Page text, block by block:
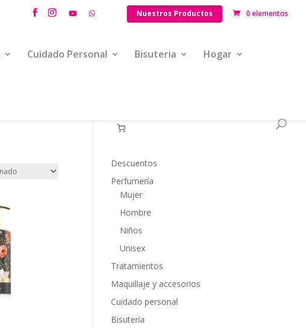
Nuestros Productos 0 elementos
Cuidado Personal Bisuteria Hogar
Descuentos
Perfumería
Mujer
Hombre
Niños
Unisex
Tratamientos
Maquillaje y accesorios
Cuidado personal
Bisutería